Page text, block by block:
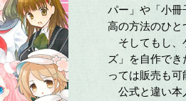
パー」や「小
高の方法のひと
そしてもし、
ズ」を自作で
っては販売も可
公式と違い本